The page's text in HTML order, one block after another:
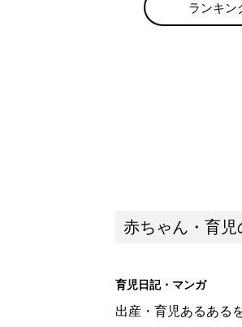
育児日記・マンガ
子ども
く3つの
赤ちゃん